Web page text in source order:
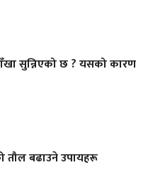
सुन्निएको छ ? यसको कारण
तौल बढाउने उपायहरू